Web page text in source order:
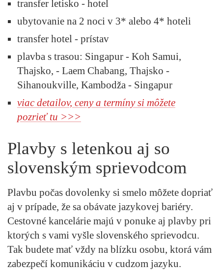
transfer letisko - hotel
ubytovanie na 2 noci v 3* alebo 4* hoteli
transfer hotel - prístav
plavba s trasou: Singapur - Koh Samui,
Thajsko, - Laem Chabang, Thajsko -
Sihanoukville, Kambodža - Singapur
viac detailov, ceny a termíny si môžete
pozrieť tu >>>
Plavby s letenkou aj so
slovenským sprievodcom
Plavbu počas dovolenky si smelo môžete dopriať
aj v prípade, že sa obávate jazykovej bariéry.
Cestovné kancelárie majú v ponuke aj plavby pri
ktorých s vami vyšle slovenského sprievodcu.
Tak budete mať vždy na blízku osobu, ktorá vám
zabezpečí komunikáciu v cudzom jazyku.